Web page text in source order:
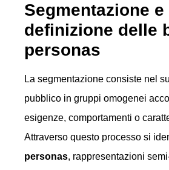
Segmentazione e
definizione delle
personas
La segmentazione consiste nel
pubblico in gruppi omogenei
esigenze, comportamenti o
Attraverso questo processo si
personas, rappresentazioni